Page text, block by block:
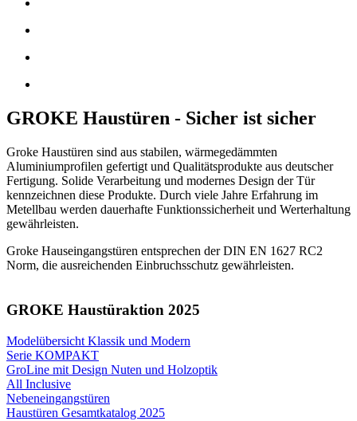
GROKE Haustüren - Sicher ist sicher
Groke Haustüren sind aus stabilen, wärmegedämmten
Aluminiumprofilen gefertigt und Qualitätsprodukte aus deutscher
Fertigung. Solide Verarbeitung und modernes Design der Tür
kennzeichnen diese Produkte. Durch viele Jahre Erfahrung im
Metellbau werden dauerhafte Funktionssicherheit und Werterhaltung
gewährleisten.
Groke Hauseingangstüren entsprechen der DIN EN 1627 RC2
Norm, die ausreichenden Einbruchsschutz gewährleisten.
GROKE Haustüraktion 2025
Modelübersicht Klassik und Modern
Serie KOMPAKT
GroLine mit Design Nuten und Holzoptik
All Inclusive
Nebeneingangstüren
Haustüren Gesamtkatalog 2025